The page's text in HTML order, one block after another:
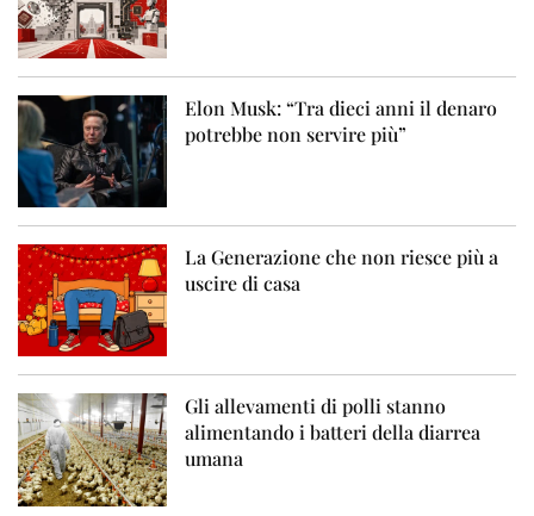
Elon Musk: “Tra dieci anni il denaro
potrebbe non servire più”
La Generazione che non riesce più a
uscire di casa
Gli allevamenti di polli stanno
alimentando i batteri della diarrea
umana